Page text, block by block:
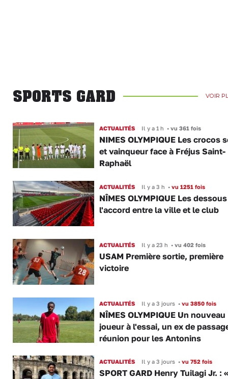
SPORTS GARD VOIR
ACTUALITÉS Il y a 1 h •vu 361 fois
NIMES OLYMPIQUE Les crocos
et vainqueur face à Fréjus Saint-
Raphaël
ACTUALITÉS Il y a 3 h •vu 1251 fois
NÎMES OLYMPIQUE Les
l'accord entre la ville et le club
ACTUALITÉS Il y a 23 h •vu 402 fois
USAM Première sortie, première
victoire
ACTUALITÉS Il y a 3 jours •vu 3850 fois
NÎMES OLYMPIQUE Un nouveau
joueur à l'essai, un ex de
réunion pour les Antonins
ACTUALITÉS Il y a 3 jours •vu 752 fois
SPORT GARD Henry Tuilagi Jr. :